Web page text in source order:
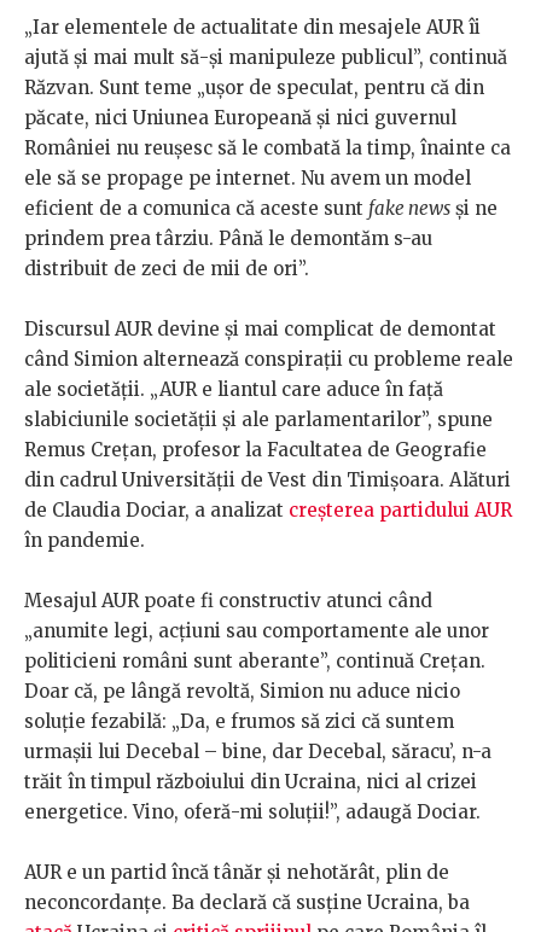
„Iar elementele de actualitate din mesajele AUR îi
ajută și mai mult să-și manipuleze publicul”, continuă
Răzvan. Sunt teme „ușor de speculat, pentru că din
păcate, nici Uniunea Europeană și nici guvernul
României nu reușesc să le combată la timp, înainte ca
ele să se propage pe internet. Nu avem un model
eficient de a comunica că aceste sunt fake news și ne
prindem prea târziu. Până le demontăm s-au
distribuit de zeci de mii de ori”.
Discursul AUR devine și mai complicat de demontat
când Simion alternează conspirații cu probleme reale
ale societății. „AUR e liantul care aduce în față
slabiciunile societății și ale parlamentarilor”, spune
Remus Crețan, profesor la Facultatea de Geografie
din cadrul Universității de Vest din Timișoara. Alături
de Claudia Dociar, a analizat creșterea partidului AUR
în pandemie.
Mesajul AUR poate fi constructiv atunci când
„anumite legi, acțiuni sau comportamente ale unor
politicieni români sunt aberante”, continuă Crețan.
Doar că, pe lângă revoltă, Simion nu aduce nicio
soluție fezabilă: „Da, e frumos să zici că suntem
urmașii lui Decebal – bine, dar Decebal, săracu’, n-a
trăit în timpul războiului din Ucraina, nici al crizei
energetice. Vino, oferă-mi soluții!”, adaugă Dociar.
AUR e un partid încă tânăr și nehotărât, plin de
neconcordanțe. Ba declară că susține Ucraina, ba